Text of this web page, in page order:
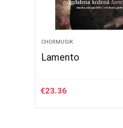
CHORMUSIK
Lamento
€23.36